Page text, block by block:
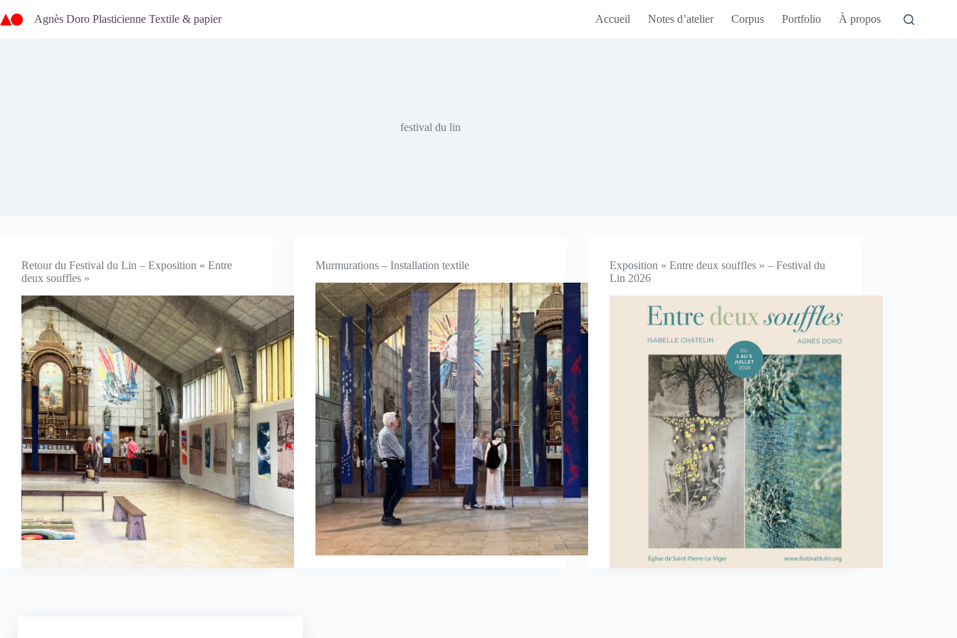
au
Agnès Doro Plasticienne Textile & papier Accueil Notes d’atelier Corpus Portfolio À propos
festival du lin
Retour du Festival du Lin – Exposition « Entre
deux souffles »
Murmurations – Installation textile
Exposition « Entre deux souffles » – Festival du
Lin 2026